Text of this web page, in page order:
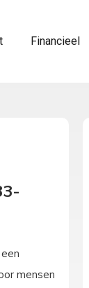
Financieel
mensen